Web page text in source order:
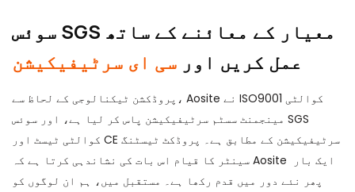
سوئس SGS معیار کے معائنے کے ساتھ
عمل کریں اور سی ای سرٹیفیکیشن
پروڈکشن ٹیکنالوجی کے لحاظ سے، Aosite نے ISO9001 کوالٹی
مینجمنٹ سسٹم سرٹیفیکیشن پاس کر لیا ہے، اور سوئس SGS
کوالٹی ٹیسٹ اور CE سرٹیفیکیشن کے مطابق ہے۔ پروڈکٹ ٹیسٹنگ
سینٹر کا قیام اس بات کی نشاندہی کرتا ہے کہ Aosite ایک بار
پھر نئے دور میں قدم رکھا ہے۔ مستقبل میں، ہم ان لوگوں کو